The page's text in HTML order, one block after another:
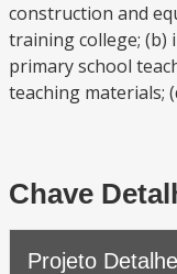
construction and
training college; (b)
primary school
teaching materials;
Chave
Projeto